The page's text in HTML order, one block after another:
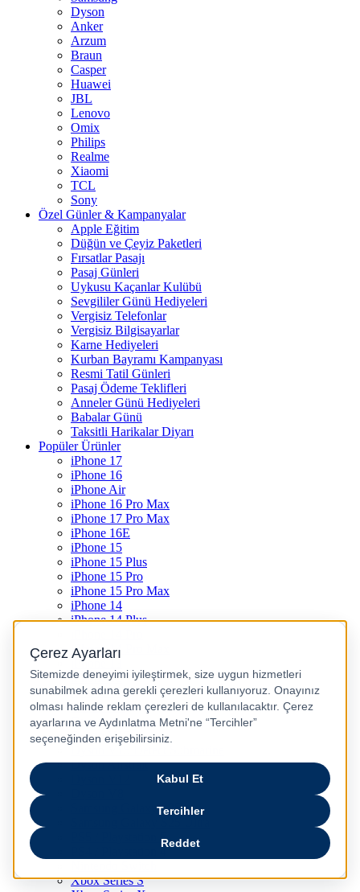
Dyson
Anker
Arzum
Braun
Casper
Huawei
JBL
Lenovo
Omix
Philips
Realme
Xiaomi
TCL
Sony
Özel Günler & Kampanyalar
Apple Eğitim
Düğün ve Çeyiz Paketleri
Fırsatlar Pasajı
Pasaj Günleri
Uykusu Kaçanlar Kulübü
Sevgililer Günü Hediyeleri
Vergisiz Telefonlar
Vergisiz Bilgisayarlar
Karne Hediyeleri
Kurban Bayramı Kampanyası
Resmi Tatil Günleri
Pasaj Ödeme Teklifleri
Anneler Günü Hediyeleri
Babalar Günü
Taksitli Harikalar Diyarı
Popüler Ürünler
iPhone 17
iPhone 16
iPhone Air
iPhone 16 Pro Max
iPhone 17 Pro Max
iPhone 16E
iPhone 15
iPhone 15 Plus
iPhone 15 Pro
iPhone 15 Pro Max
iPhone 14
iPhone 14 Plus
iPhone 14 Pro Max
iPhone 13
iPhone 12
iPhone 11
iPhone SE
Dyson Airwrap
Dyson V15
Dyson V15 Detect Submarine
Dyson Airstrait
Samsung Galaxy S25
PS5 / Playstation 5
PS4 / Playstation 4
Xbox Series S